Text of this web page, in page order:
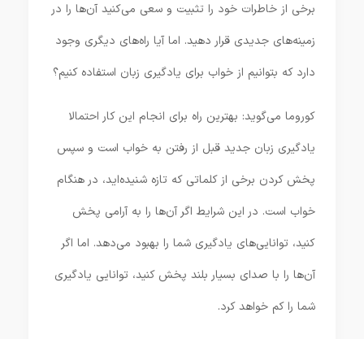
برخی از خاطرات خود را تثبیت و سعی می‌کنید آن‌ها را در
زمینه‌های جدیدی قرار دهید. اما آیا راه‌های دیگری وجود
دارد که بتوانیم از خواب برای یادگیری زبان استفاده کنیم؟
کوروما می‌گوید: بهترین راه برای انجام این کار احتمالا
یادگیری زبان جدید قبل از رفتن به خواب است و سپس
پخش کردن برخی از کلماتی که تازه شنیده‌اید، در هنگام
خواب است. در این شرایط اگر آن‌ها را به آرامی پخش
کنید، توانایی‌های یادگیری شما را بهبود می‌دهد. اما اگر
آن‌ها را با صدای بسیار بلند پخش کنید، توانایی یادگیری
شما را کم خواهد کرد.